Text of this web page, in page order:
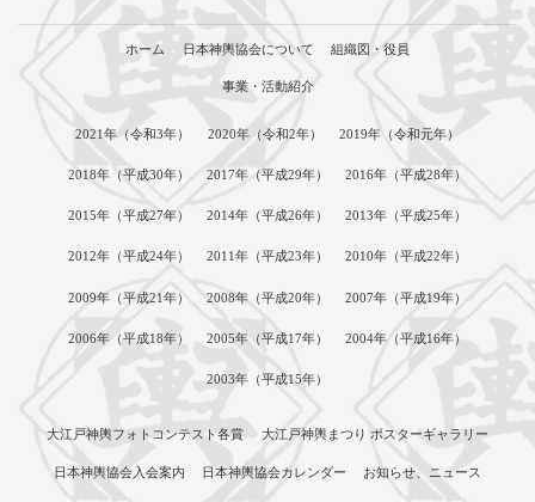
ホーム 日本神輿協会について 組織図・役員
事業・活動紹介
2021年（令和3年） 2020年（令和2年） 2019年（令和元年）
2018年（平成30年） 2017年（平成29年） 2016年（平成28年）
2015年（平成27年） 2014年（平成26年） 2013年（平成25年）
2012年（平成24年） 2011年（平成23年） 2010年（平成22年）
2009年（平成21年） 2008年（平成20年） 2007年（平成19年）
2006年（平成18年） 2005年（平成17年） 2004年（平成16年）
2003年（平成15年）
大江戸神輿フォトコンテスト各賞 大江戸神輿まつり ポスターギャラリー
日本神輿協会入会案内 日本神輿協会カレンダー お知らせ、ニュース